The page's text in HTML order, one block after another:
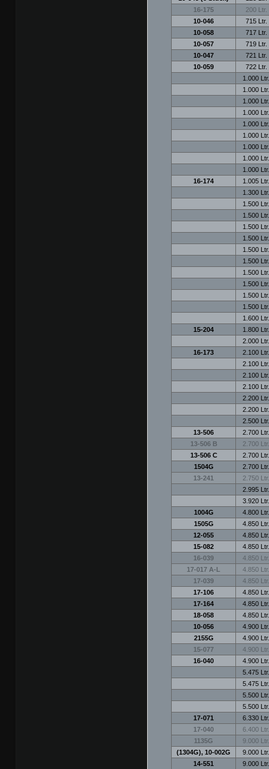
16-175
200 Ltr.
10-046
715 Ltr.
10-058
717 Ltr.
10-057
719 Ltr.
10-047
721 Ltr.
10-059
722 Ltr.
1.000 Ltr.
1.000 Ltr.
1.000 Ltr.
1.000 Ltr.
1.000 Ltr.
1.000 Ltr.
1.000 Ltr.
1.000 Ltr.
1.000 Ltr.
16-174
1.005 Ltr.
1.300 Ltr.
1.500 Ltr.
1.500 Ltr.
1.500 Ltr.
1.500 Ltr.
1.500 Ltr.
1.500 Ltr.
1.500 Ltr.
1.500 Ltr.
1.500 Ltr.
1.500 Ltr.
1.600 Ltr.
15-204
1.800 Ltr.
2.000 Ltr.
16-173
2.100 Ltr.
2.100 Ltr.
2.100 Ltr.
2.100 Ltr.
2.200 Ltr.
2.200 Ltr.
2.500 Ltr.
13-506
2.700 Ltr.
13-506 B
2.700 Ltr.
13-506 C
2.700 Ltr.
1504G
2.700 Ltr.
13-241
2.750 Ltr.
2.995 Ltr.
3.920 Ltr.
1004G
4.800 Ltr.
1505G
4.850 Ltr.
12-055
4.850 Ltr.
15-082
4.850 Ltr.
16-039
4.850 Ltr.
17-017 A-L
4.850 Ltr.
17-039
4.850 Ltr.
17-106
4.850 Ltr.
17-164
4.850 Ltr.
18-058
4.850 Ltr.
10-056
4.900 Ltr.
2155G
4.900 Ltr.
15-077
4.900 Ltr.
16-040
4.900 Ltr.
5.475 Ltr.
5.475 Ltr.
5.500 Ltr.
5.500 Ltr.
17-071
6.330 Ltr.
17-040
6.400 Ltr.
1135G
9.000 Ltr.
(1304G), 10-002G
9.000 Ltr.
14-551
9.000 Ltr.